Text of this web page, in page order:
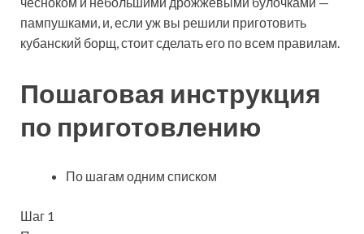
пампушками, и, если уж вы решили приготовить
кубанский борщ, стоит сделать его по всем правилам.
Пошаговая инструкция
по приготовлению
По шагам одним списком
Шаг 1